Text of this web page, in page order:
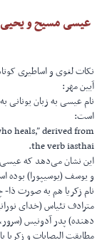
عیسی مسیح و یحیی
نکات لغوی و اساطیری
آیین مهر:
نام عیسی به زبان
است:
heals,” derived from
the verb iasthai.
این نشان می‌دهد که عیسی
و یوسف (یوسیپورا) بوده
نام زکریا هم به صورت ذا-
مترادف تئیاس (خدای
دهنده) پدر آدونیس
مطابقت الیصابات و